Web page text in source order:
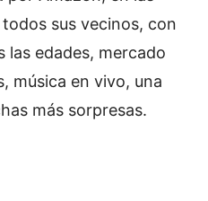
sus vecinos, con
las edades, mercado
música en vivo, una
más sorpresas.